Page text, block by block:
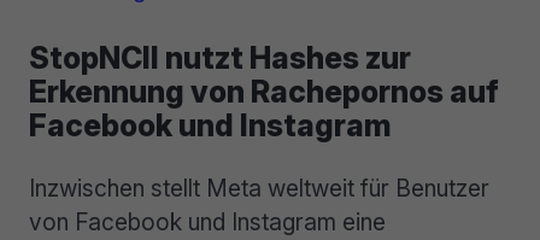
StopNCII nutzt Hashes zur
Erkennung von Rachepornos auf
Facebook und Instagram
Inzwischen stellt Meta weltweit für Benutzer
von Facebook und Instagram eine